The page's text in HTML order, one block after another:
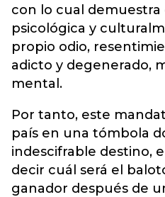
con lo cual demuestra
psicológica y
propio odio,
adicto y degenerado,
mental.
Por tanto, este
país en una tómbola
indescifrable destino,
decir cuál será el
ganador después de